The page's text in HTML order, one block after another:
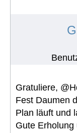
Gratuliere,
Fest Daumen
Plan läuft und
Gute